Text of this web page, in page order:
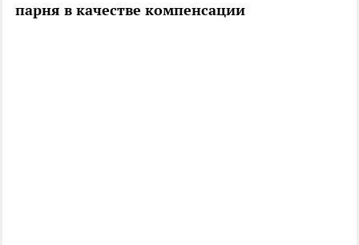
парня в качестве компенсации